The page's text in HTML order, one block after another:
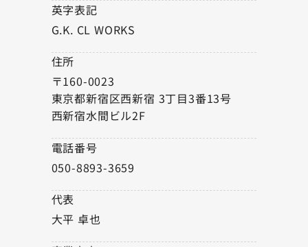
英字表記
G.K. CL WORKS
住所
〒160-0023
東京都新宿区西新宿 3丁目3番13号
西新宿水間ビル2F
電話番号
050-8893-3659
代表
大平 卓也